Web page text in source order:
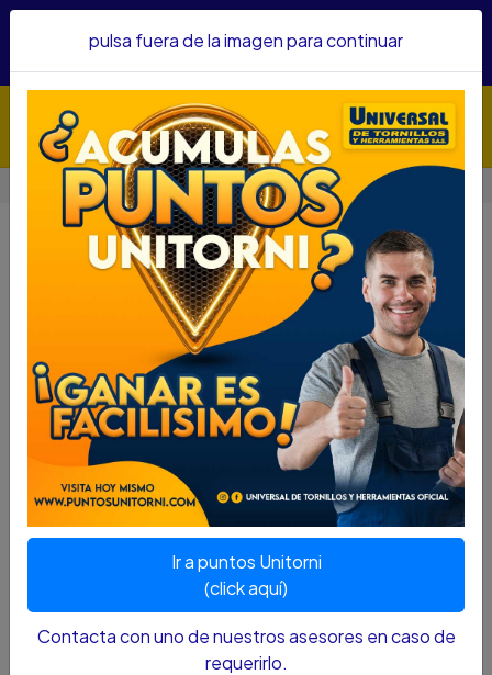
confianza&nbsp;Recibe un KIT PARRILLERO por compras
Inicio MONAS 1/2 - 5/8 6 TON
MONAS 1/2 - 5/8 6 TON
MONAS 1/2 - 5/8 6 TON
SKU....67760030
DESCRIPCIÓN.....
Tensores para tensar y trincar las cadenas con eficacia
y rapidez. Diseñados para que se pueda operar con
ellos sin gran esfuerzo, están equipados con ganchos
tipo acortador de cadena con pin de seguridad. Estos
ratchets nunca deben ser usados en operaciones de
elevación.
Con conexiones giratorias
Mango forjado en una sola pieza
pulsa fuera de la imagen para continuar
Ir a puntos Unitorni
(click aquí)
Contacta con uno de nuestros asesores en caso de
requerirlo.